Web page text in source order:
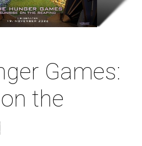
Games:
the